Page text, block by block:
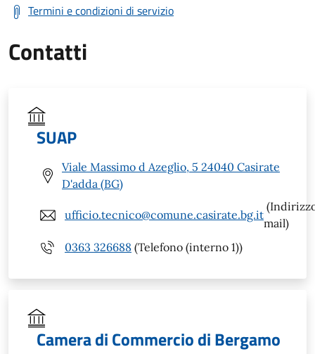
Termini e condizioni di servizio
Contatti
SUAP
Viale Massimo d Azeglio, 5 24040 Casirate
D'adda (BG)
ufficio.tecnico@comune.casirate.bg.it
mail)
0363 326688 (Telefono (interno 1))
Camera di Commercio di Bergamo